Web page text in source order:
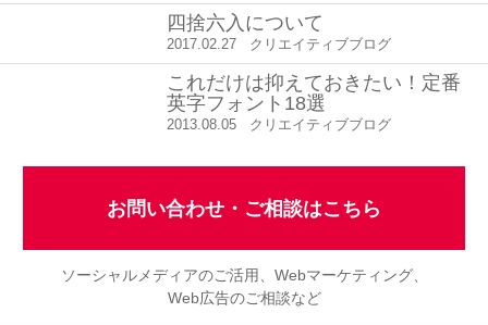
四捨六入について
2017.02.27 クリエイティブブログ
これだけは抑えておきたい！定番
英字フォント18選
2013.08.05 クリエイティブブログ
お問い合わせ・ご相談はこちら
ソーシャルメディアのご活用、Webマーケティング、
Web広告のご相談など